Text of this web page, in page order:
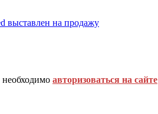
выставлен на продажу
необходимо авторизоваться на сайте